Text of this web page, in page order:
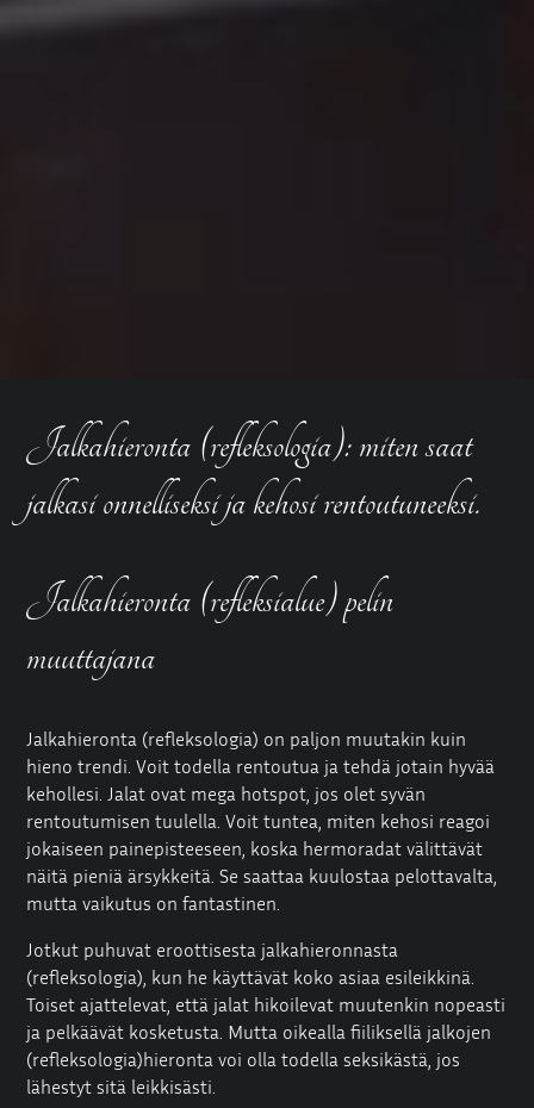
Jalkahieronta (refleksologia): miten saat
jalkasi onnelliseksi ja kehosi rentoutuneeksi.
Jalkahieronta (refleksialue) pelin
muuttajana
Jalkahieronta (refleksologia) on paljon muutakin kuin
hieno trendi. Voit todella rentoutua ja tehdä jotain hyvää
kehollesi. Jalat ovat mega hotspot, jos olet syvän
rentoutumisen tuulella. Voit tuntea, miten kehosi reagoi
jokaiseen painepisteeseen, koska hermoradat välittävät
näitä pieniä ärsykkeitä. Se saattaa kuulostaa pelottavalta,
mutta vaikutus on fantastinen.
Jotkut puhuvat eroottisesta jalkahieronnasta
(refleksologia), kun he käyttävät koko asiaa esileikkinä.
Toiset ajattelevat, että jalat hikoilevat muutenkin nopeasti
ja pelkäävät kosketusta. Mutta oikealla fiiliksellä jalkojen
(refleksologia)hieronta voi olla todella seksikästä, jos
lähestyt sitä leikkisästi.